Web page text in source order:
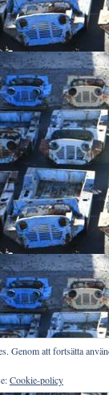
Genom att fortsätta
Cookie-policy